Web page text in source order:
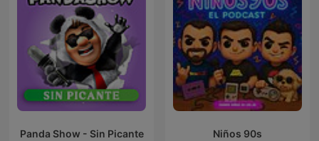
Panda Show - Sin Picante Niños 90s